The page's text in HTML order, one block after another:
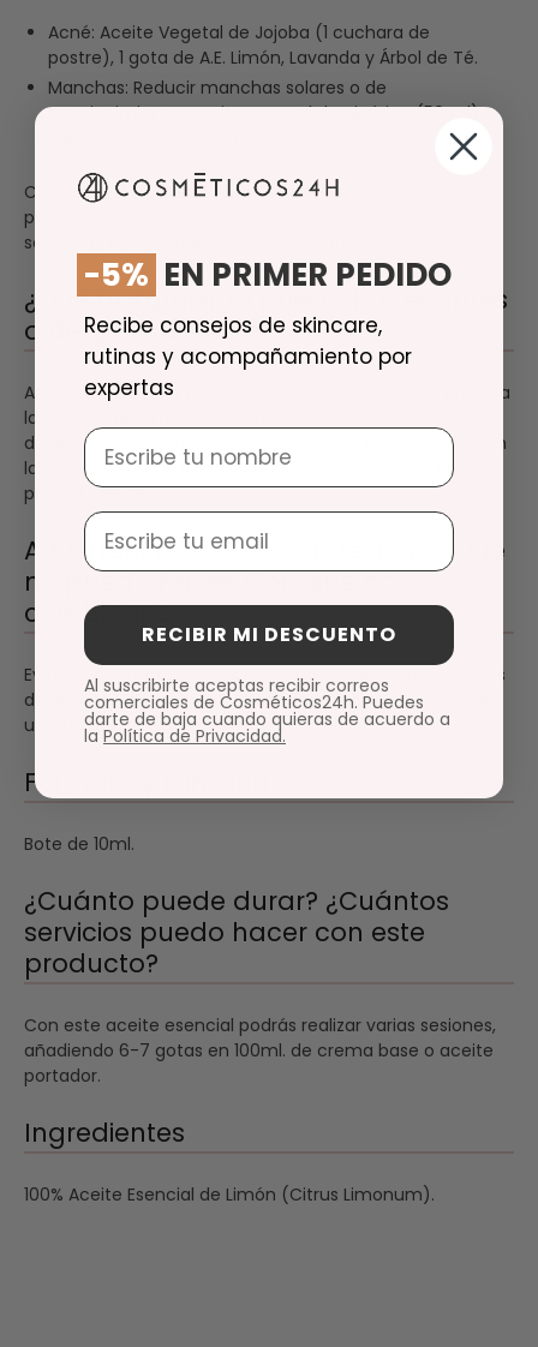
Acné: Aceite Vegetal de Jojoba (1 cuchara de
postre), 1 gota de A.E. Limón, Lavanda y Árbol de Té.
Manchas: Reducir manchas solares o de
envejecimiento. Aceite Vegetal de Hipérico (50 ml)
Combina diferentes aceites con crema neutra o aceites
portadores para personalizar los tratamientos en cabina,
según las necesidades de cada cliente.
¿Qué tratamiento puedo hacer antes
o después de este?
Antes de cualquier masaje de aceites esenciales, prepara
la piel con una limpieza profunda y exfoliación. Después
de que la mezcla de aceites se absorba por completo en
la piel, finaliza con una crema hidratante para el tipo de
piel del cliente.
Advertencias de uso profesional. Qué
no puedo hacer. Con qué no
combinarlo.
Evitar el contacto con los ojos y mucosas. Mantener lejos
del alcance de los niños. Lavar las manos después de su
uso. No utilizar directamente en la piel.
Formato y tamaño
Bote de 10ml.
¿Cuánto puede durar? ¿Cuántos
servicios puedo hacer con este
producto?
Con este aceite esencial podrás realizar varias sesiones,
añadiendo 6-7 gotas en 100ml. de crema base o aceite
portador.
Ingredientes
100% Aceite Esencial de Limón (Citrus Limonum).
-5% EN PRIMER PEDIDO
Recibe consejos de skincare,
rutinas y acompañamiento por
expertas
Nombre
Email
RECIBIR MI DESCUENTO
Al suscribirte aceptas recibir correos
comerciales de Cosméticos24h. Puedes
darte de baja cuando quieras de acuerdo a
la Política de Privacidad.